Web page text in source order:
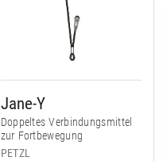
Jane-Y
Doppeltes Verbindungsmittel
zur Fortbewegung
PETZL